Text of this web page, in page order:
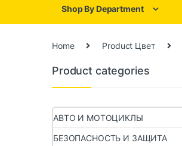
Shop By Department
Home Product Цвет
Product categories
АВТО И МОТОЦИКЛЫ
БЕЗОПАСНОСТЬ И ЗАЩИТА